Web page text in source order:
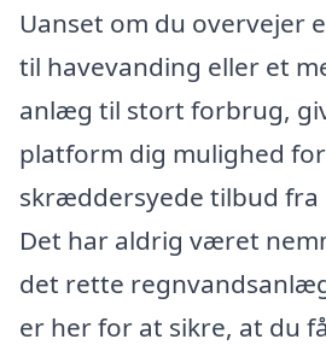
Uanset om du overvejer
til havevanding eller et
anlæg til stort forbrug,
platform dig mulighed
skræddersyede tilbud fra
Det har aldrig været
det rette
er her for at sikre, at du